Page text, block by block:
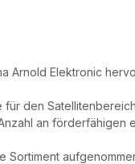
Arnold Elektronic
den
an förderfähigen